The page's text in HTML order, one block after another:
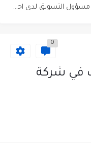
وظائف شاغرة مطلوب مسؤول التسويق لدى احدى الشركات في عمان
0
في شركة